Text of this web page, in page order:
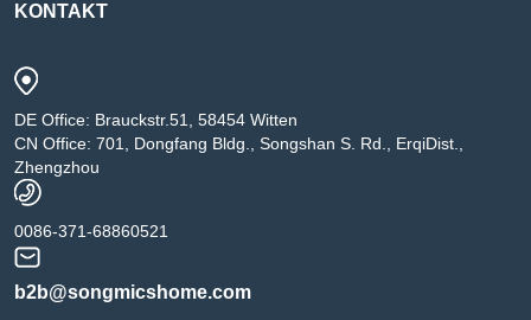
KONTAKT
DE Office: Brauckstr.51, 58454 Witten
CN Office: 701, Dongfang Bldg., Songshan S. Rd., ErqiDist.,
Zhengzhou
0086-371-68860521
b2b@songmicshome.com